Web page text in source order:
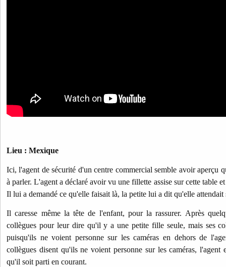
Lieu : Mexique
Ici, l'agent de sécurité d'un centre commercial semble avoir aperçu
à parler. L'agent a déclaré avoir vu une fillette assise sur cette table
Il lui a demandé ce qu'elle faisait là, la petite lui a dit qu'elle attendait
Il caresse même la tête de l'enfant, pour la rassurer. Après
collègues pour leur dire qu'il y a une petite fille seule, mais ses
puisqu'ils ne voient personne sur les caméras en dehors de
collègues disent qu'ils ne voient personne sur les caméras, l'agent
qu'il soit parti en courant.